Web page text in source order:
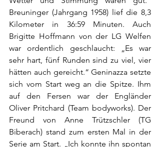
Breuninger (Jahrgang 1958) lief die 8,3
Kilometer in 36:59 Minuten. Auch
Brigitte Hoffmann von der LG Welfen
war ordentlich geschlaucht: „Es war
sehr hart, fünf Runden sind zu viel, vier
hätten auch gereicht.“ Geninazza setzte
sich vom Start weg an die Spitze. Ihm
auf den Fersen war der Engländer
Oliver Pritchard (Team bodyworks). Der
Freund von Anne Trützschler (TG
Biberach) stand zum ersten Mal in der
Serie am Start. „Ich konnte ihn spontan